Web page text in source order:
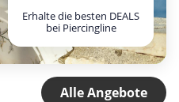
Erhalte die besten DEALS
bei Piercingline
Alle Angebote